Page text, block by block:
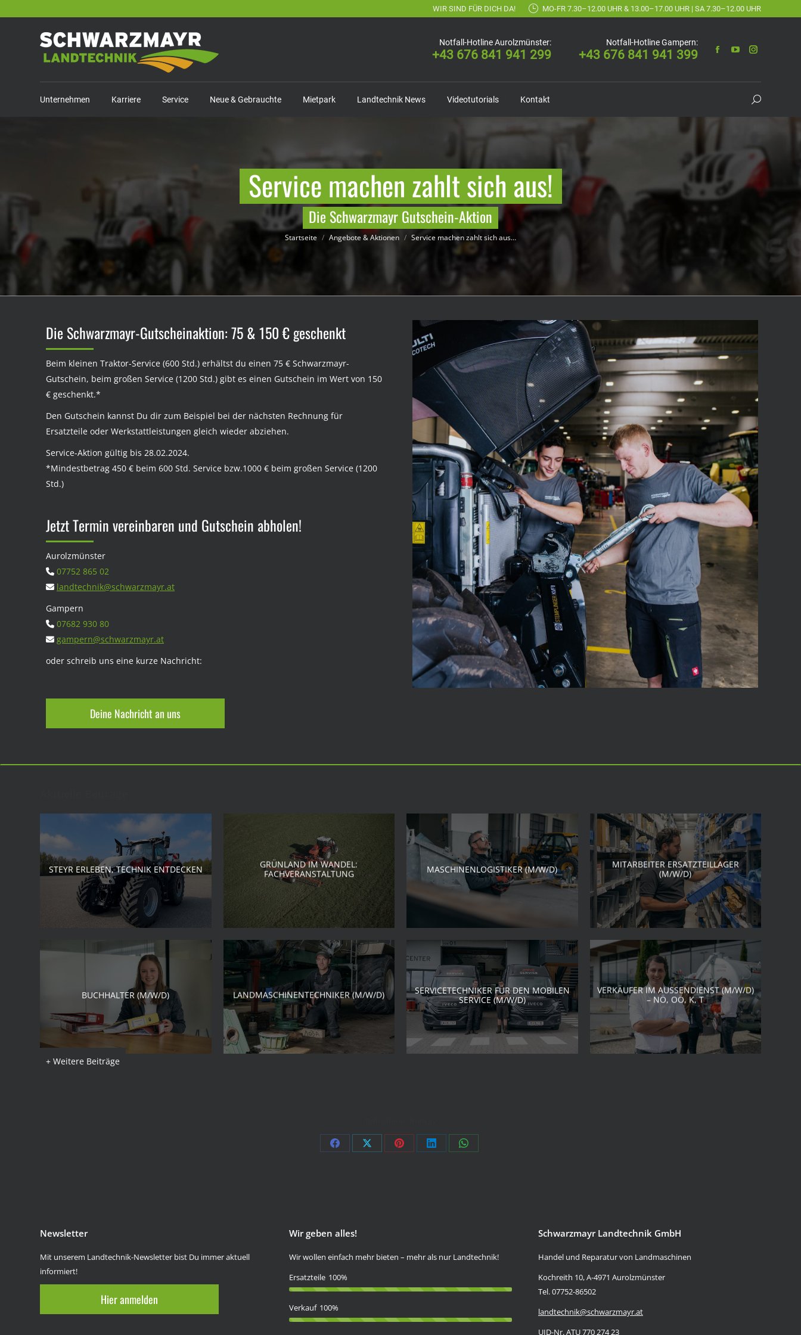
WIR SIND FÜR DICH DA! MO-FR 7.30–12.00 UHR & 13.00–17.00 UHR | SA 7.30–12.00 UHR
Notfall-Hotline Aurolzmünster:
+43 676 841 941 299
Notfall-Hotline Gampern:
+43 676 841 941 399
Unternehmen Karriere Service Neue & Gebrauchte Mietpark Landtechnik News Videotutorials Kontakt Suchen:
Service machen zahlt sich aus!
Die Schwarzmayr Gutschein-Aktion
Du bist hier:
Startseite Angebote & Aktionen Service machen zahlt sich aus…
Die Schwarzmayr-Gutscheinaktion: 75 & 150 € geschenkt
Beim kleinen Traktor-Service (600 Std.) erhältst du einen 75 € Schwarzmayr-
Gutschein, beim großen Service (1200 Std.) gibt es einen Gutschein im Wert von 150
€ geschenkt.*
Den Gutschein kannst Du dir zum Beispiel bei der nächsten Rechnung für
Ersatzteile oder Werkstattleistungen gleich wieder abziehen.
Service-Aktion gültig bis 28.02.2024.
*Mindestbetrag 450 € beim 600 Std. Service bzw.1000 € beim großen Service (1200
Std.)
Jetzt Termin vereinbaren und Gutschein abholen!
Aurolzmünster
07752 865 02
landtechnik@schwarzmayr.at
Gampern
07682 930 80
gampern@schwarzmayr.at
oder schreib uns eine kurze Nachricht:
Deine Nachricht an uns
STEYR ERLEBEN, TECHNIK ENTDECKEN
GRÜNLAND IM WANDEL:
FACHVERANSTALTUNG
MASCHINENLOGISTIKER (M/W/D)
MITARBEITER ERSATZTEILLAGER
(M/W/D)
BUCHHALTER (M/W/D) LANDMASCHINENTECHNIKER (M/W/D)
SERVICETECHNIKER FÜR DEN MOBILEN
SERVICE (M/W/D)
VERKÄUFER IM AUSSENDIENST (M/W/D) –
NÖ, OÖ, K, T
+ Weitere Beiträge
+ Weitere Beiträge
Auf
Auf
Auf
Auf
Auf
Newsletter
Mit unserem Landtechnik-Newsletter bist Du immer aktuell
informiert!
Hier anmelden
Wir geben alles!
Wir wollen einfach mehr bieten – mehr als nur Landtechnik!
Ersatzteile 100%
Verkauf 100%
Schwarzmayr Landtechnik GmbH
Handel und Reparatur von Landmaschinen
Kochreith 10, A-4971 Aurolzmünster
Tel. 07752-86502
landtechnik@schwarzmayr.at
UID-Nr. ATU 770 274 23